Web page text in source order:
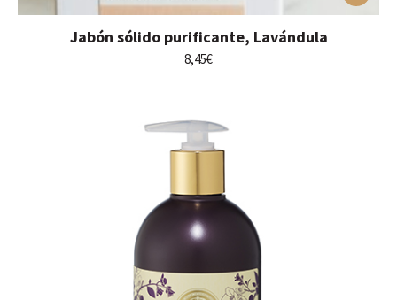
Jabón sólido purificante, Lavándula
8,45€